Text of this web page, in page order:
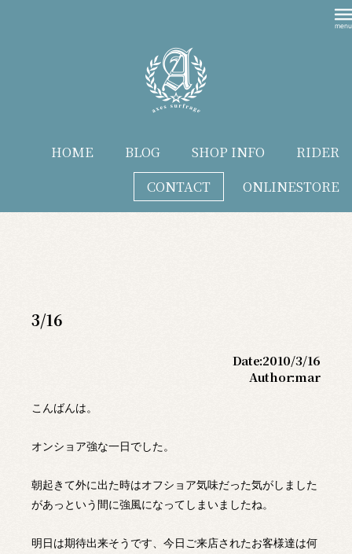
HOME BLOG SHOP INFO
RIDER
CONTACT
ONLINESTORE
3/16
Date:2010/3/16
Author:mar
こんばんは。
オンショア強な一日でした。
朝起きて外に出た時はオフショア気味だった気がしました
があっという間に強風になってしまいましたね。
明日は期待出来そうです、今日ご来店されたお客様達は何